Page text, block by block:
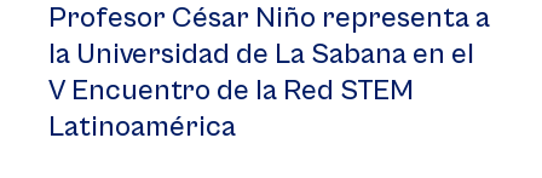
Profesor César Niño representa a
la Universidad de La Sabana en el
V Encuentro de la Red STEM
Latinoamérica